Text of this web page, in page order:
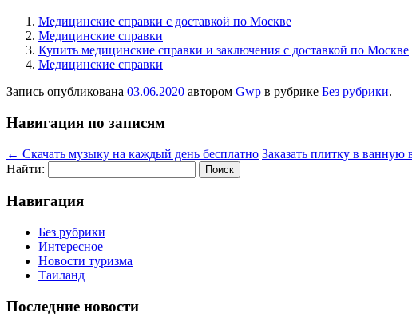
Медицинские справки с доставкой по Москве
Медицинские справки
Купить медицинские справки и заключения с доставкой по Москве
Медицинские справки
Запись опубликована 03.06.2020 автором Gwp в рубрике Без рубрики.
Навигация по записям
← Скачать музыку на каждый день бесплатно Заказать плитку в
Найти:
Навигация
Без рубрики
Интересное
Новости туризма
Таиланд
Последние новости